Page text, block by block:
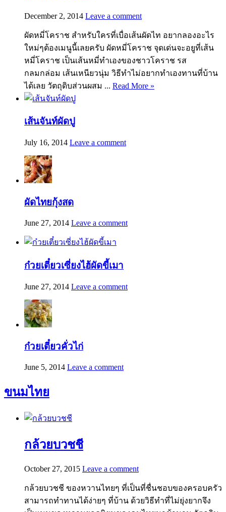
December 2, 2014 Leave a comment
ผัดหมี่โคราช สำหรับใครที่เบื่อเส้นผัดไท อยากลองอะไร
ใหม่ๆต้องเมนูนี้เลยครับ ผัดหมี่โคราช จุดเด่นจะอยูที่เส้น
หมี่โคราช เป็นเส้นหมี่ทำเองของชาวโคราช รส
กลมกล่อม เส้นเหนียวนุ่ม วิธีทำไม่อยากทำเองทานที่บ้าน
ได้เลย วัตถุดิบส่วนผสม ... Read More »
เส้นจันท์ผัดปู
July 16, 2014 Leave a comment
ผัดไทยกุ้งสด
June 27, 2014 Leave a comment
ก๋วยเตี๋ยวเซี่ยงไฮ้ผัดขี้เมา
June 27, 2014 Leave a comment
ก๋วยเตี๋ยวคั่วไก่
June 5, 2014 Leave a comment
ขนมไทย
กล้วยบวชชี
October 27, 2015 Leave a comment
กล้วยบวชชี ของหวานไทยๆ ที่เป็นที่ชื่นชอบของครอบครัว
สามารถทำทานได้ง่ายๆ ที่บ้าน ด้วยวิธีทำที่ไม่ยุ่งยากจึง